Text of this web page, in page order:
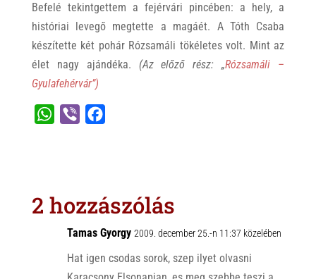
Befelé tekintgettem a fejérvári pincében: a hely, a
históriai levegő megtette a magáét. A Tóth Csaba
készítette két pohár Rózsamáli tökéletes volt. Mint az
élet nagy ajándéka. (Az előző rész: „Rózsamáli –
Gyulafehérvár”)
A
o
o
2 hozzászólás
Tamas Gyorgy 2009. december 25.-n 11:37 közelében
Hat igen csodas sorok, szep ilyet olvasni